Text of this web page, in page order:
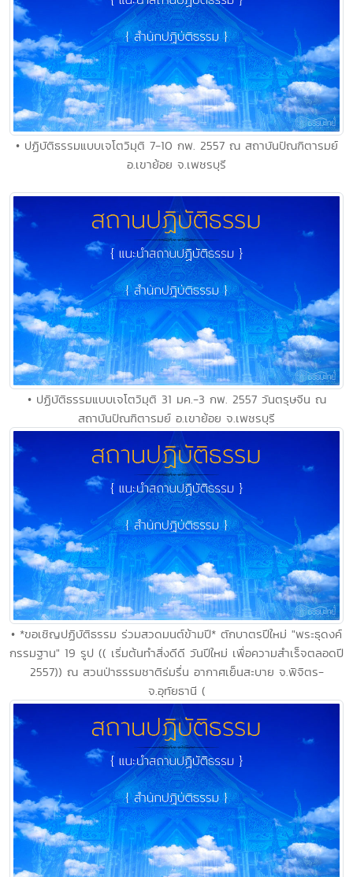
• ปฏิบัติธรรมแบบเจโตวิมุติ 7-10 กพ. 2557 ณ สถาบันปัณฑิตารมย์
อ.เขาย้อย จ.เพชรบุรี
• ปฏิบัติธรรมแบบเจโตวิมุติ 31 มค.-3 กพ. 2557 วันตรุษจีน ณ
สถาบันปัณฑิตารมย์ อ.เขาย้อย จ.เพชรบุรี
• *ขอเชิญปฏิบัติธรรม ร่วมสวดมนต์ข้ามปี* ตักบาตรปีใหม่ "พระธุดงค์
กรรมฐาน" 19 รูป (( เริ่มต้นทำสิ่งดีดี วันปีใหม่ เพื่อความสำเร็จตลอดปี
2557)) ณ สวนป่าธรรมชาติร่มรื่น อากาศเย็นสะบาย จ.พิจิตร-
จ.อุทัยธานี (